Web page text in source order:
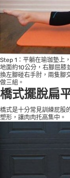
Step 1：平躺在瑜珈墊上
地面約10公分，右腳屈膝
換左腳碰右手肘，兩隻腳
做三組。
橋式擺脫扁
橋式是十分常見訓練屁股
塑形，讓肉肉托高集中。